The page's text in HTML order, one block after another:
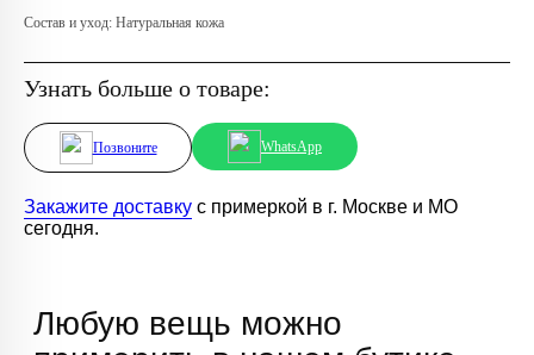
Состав и уход: Натуральная кожа
Узнать больше о товаре:
Позвоните WhatsApp
Закажите доставку с примеркой в г. Москве и МО
сегодня.